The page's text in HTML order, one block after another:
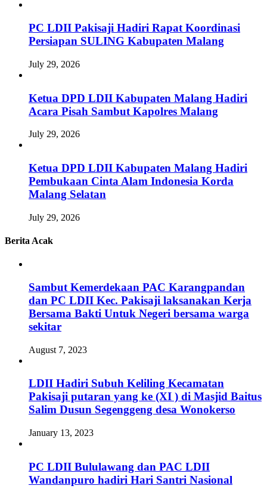
PC LDII Pakisaji Hadiri Rapat Koordinasi
Persiapan SULING Kabupaten Malang
July 29, 2026
Ketua DPD LDII Kabupaten Malang Hadiri
Acara Pisah Sambut Kapolres Malang
July 29, 2026
Ketua DPD LDII Kabupaten Malang Hadiri
Pembukaan Cinta Alam Indonesia Korda
Malang Selatan
July 29, 2026
Berita Acak
Sambut Kemerdekaan PAC Karangpandan
dan PC LDII Kec. Pakisaji laksanakan Kerja
Bersama Bakti Untuk Negeri bersama warga
sekitar
August 7, 2023
LDII Hadiri Subuh Keliling Kecamatan
Pakisaji putaran yang ke (XI ) di Masjid Baitus
Salim Dusun Segenggeng desa Wonokerso
January 13, 2023
PC LDII Bululawang dan PAC LDII
Wandanpuro hadiri Hari Santri Nasional